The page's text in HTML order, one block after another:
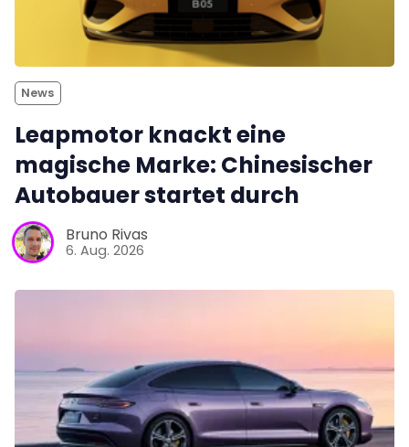
News
Leapmotor knackt eine
magische Marke: Chinesischer
Autobauer startet durch
Bruno Rivas
6. Aug. 2026